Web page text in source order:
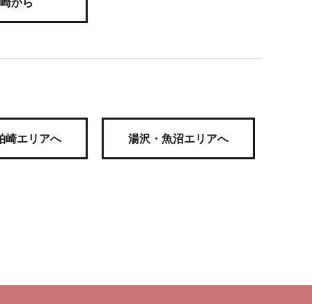
崎エリアへ 湯沢・魚沼エリアへ